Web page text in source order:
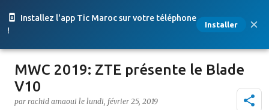
Installez l'app Tic Maroc sur votre téléphone
!
Installer
Accéder au contenu principal
MWC 2019: ZTE présente le Blade
V10
par rachid amaoui le lundi, février 25, 2019